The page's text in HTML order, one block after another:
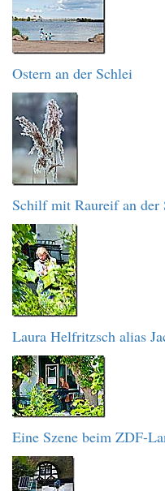
Ostern an der Schlei
Schilf mit Raureif an der
Laura Helfritzsch alias
Eine Szene beim ZDF-